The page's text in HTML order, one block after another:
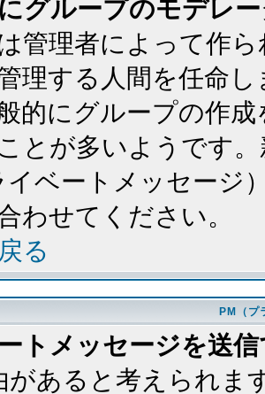
グループのモデレ
管理者によって作
理する人間を任命
的にグループの作
とが多いようです
イベートメッセージ
わせてください。
る
PM（プ
トメッセージを送
があると考えられま